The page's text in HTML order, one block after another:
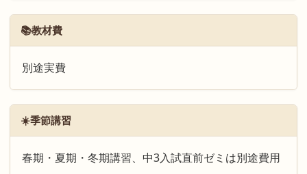
📚教材費
別途実費
☀️季節講習
春期・夏期・冬期講習、中3入試直前ゼミは別途費用